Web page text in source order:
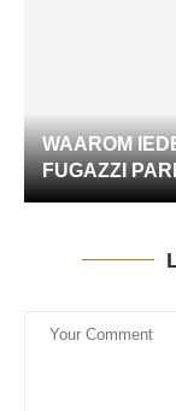
WAAROM
FUGAZZI